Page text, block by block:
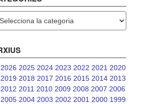
2026 2025 2024 2023 2022 2021 2020
2019 2018 2017 2016 2015 2014 2013
2012 2011 2010 2009 2008 2007 2006
2005 2004 2003 2002 2001 2000 1999